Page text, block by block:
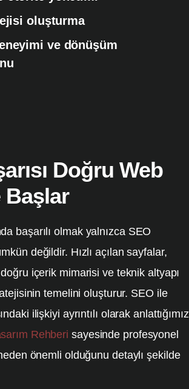
oluşturma
ve dönüşüm
Doğru Web
Başlar
başarılı olmak yalnızca SEO
değildir. Hızlı açılan sayfalar,
içerik mimarisi ve teknik altyapı
temelini oluşturur. SEO ile
ilişkiyi ayrıntılı olarak anlattığımız
Rehberi sayesinde profesyonel
önemli olduğunu detaylı şekilde